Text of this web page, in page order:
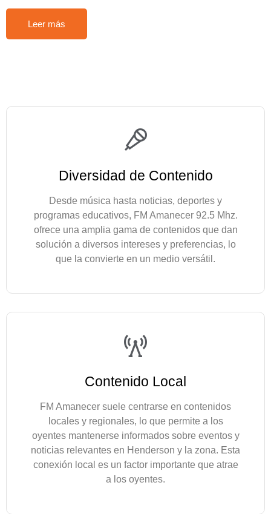
Leer más
Diversidad de Contenido
Desde música hasta noticias, deportes y
programas educativos, FM Amanecer 92.5 Mhz.
ofrece una amplia gama de contenidos que dan
solución a diversos intereses y preferencias, lo
que la convierte en un medio versátil.
Contenido Local
FM Amanecer suele centrarse en contenidos
locales y regionales, lo que permite a los
oyentes mantenerse informados sobre eventos y
noticias relevantes en Henderson y la zona. Esta
conexión local es un factor importante que atrae
a los oyentes.